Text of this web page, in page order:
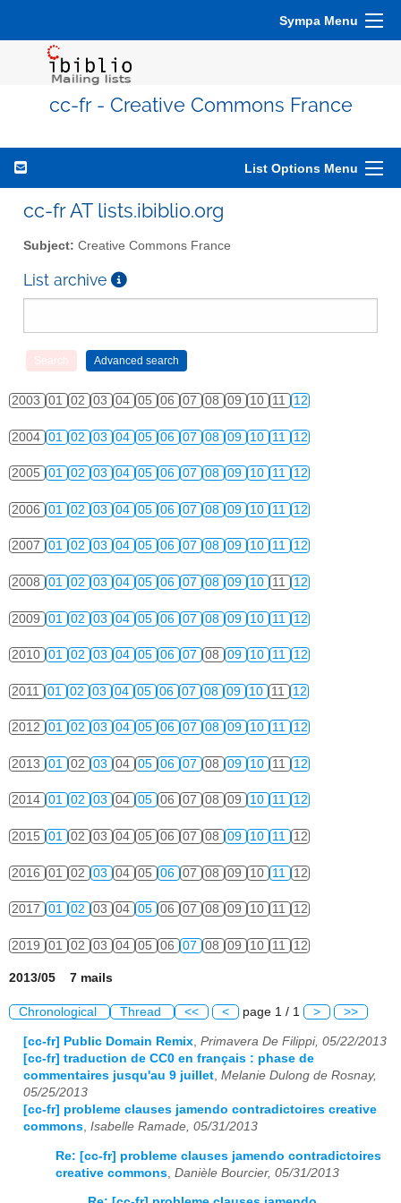
Sympa Menu
cc-fr - Creative Commons France
List Options Menu
cc-fr AT lists.ibiblio.org
Subject: Creative Commons France
List archive
2003 01 02 03 04 05 06 07 08 09 10 11 12
2004 01 02 03 04 05 06 07 08 09 10 11 12
2005 01 02 03 04 05 06 07 08 09 10 11 12
2006 01 02 03 04 05 06 07 08 09 10 11 12
2007 01 02 03 04 05 06 07 08 09 10 11 12
2008 01 02 03 04 05 06 07 08 09 10 11 12
2009 01 02 03 04 05 06 07 08 09 10 11 12
2010 01 02 03 04 05 06 07 08 09 10 11 12
2011 01 02 03 04 05 06 07 08 09 10 11 12
2012 01 02 03 04 05 06 07 08 09 10 11 12
2013 01 02 03 04 05 06 07 08 09 10 11 12
2014 01 02 03 04 05 06 07 08 09 10 11 12
2015 01 02 03 04 05 06 07 08 09 10 11 12
2016 01 02 03 04 05 06 07 08 09 10 11 12
2017 01 02 03 04 05 06 07 08 09 10 11 12
2019 01 02 03 04 05 06 07 08 09 10 11 12
2013/05 7 mails
Chronological Thread << < page 1 / 1 > >>
[cc-fr] Public Domain Remix, Primavera De Filippi, 05/22/2013
[cc-fr] traduction de CC0 en français : phase de
commentaires jusqu'au 9 juillet, Melanie Dulong de Rosnay,
05/25/2013
[cc-fr] probleme clauses jamendo contradictoires creative
commons, Isabelle Ramade, 05/31/2013
Re: [cc-fr] probleme clauses jamendo contradictoires
creative commons Danièle Bourcier, 05/31/2013